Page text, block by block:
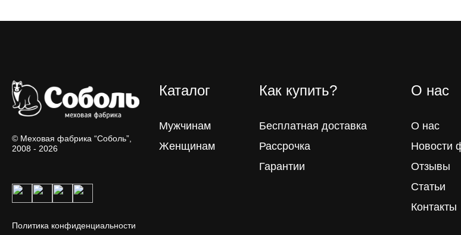
© Меховая фабрика “Соболь”,
2008 - 2026
Политика конфиденциальности
Каталог
Мужчинам
Женщинам
Как купить?
Бесплатная доставка
Рассрочка
Гарантии
О нас
О нас
Новости
Отзывы
Статьи
Контакты